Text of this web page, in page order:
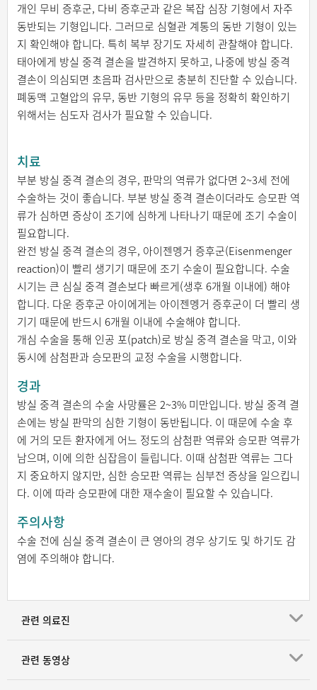
개인 무비 증후군, 다비 증후군과 같은 복잡 심장 기형에서 자주
동반되는 기형입니다. 그러므로 심혈관 계통의 동반 기형이 있는
지 확인해야 합니다. 특히 복부 장기도 자세히 관찰해야 합니다.
태아에게 방실 중격 결손을 발견하지 못하고, 나중에 방실 중격
결손이 의심되면 초음파 검사만으로 충분히 진단할 수 있습니다.
폐동맥 고혈압의 유무, 동반 기형의 유무 등을 정확히 확인하기
위해서는 심도자 검사가 필요할 수 있습니다.
치료
부분 방실 중격 결손의 경우, 판막의 역류가 없다면 2~3세 전에
수술하는 것이 좋습니다. 부분 방실 중격 결손이더라도 승모판 역
류가 심하면 증상이 조기에 심하게 나타나기 때문에 조기 수술이
필요합니다.
완전 방실 중격 결손의 경우, 아이젠멩거 증후군(Eisenmenger
reaction)이 빨리 생기기 때문에 조기 수술이 필요합니다. 수술
시기는 큰 심실 중격 결손보다 빠르게(생후 6개월 이내에) 해야
합니다. 다운 증후군 아이에게는 아이젠멩거 증후군이 더 빨리 생
기기 때문에 반드시 6개월 이내에 수술해야 합니다.
개심 수술을 통해 인공 포(patch)로 방실 중격 결손을 막고, 이와
동시에 삼첨판과 승모판의 교정 수술을 시행합니다.
경과
방실 중격 결손의 수술 사망률은 2~3% 미만입니다. 방실 중격 결
손에는 방실 판막의 심한 기형이 동반됩니다. 이 때문에 수술 후
에 거의 모든 환자에게 어느 정도의 삼첨판 역류와 승모판 역류가
남으며, 이에 의한 심잡음이 들립니다. 이때 삼첨판 역류는 그다
지 중요하지 않지만, 심한 승모판 역류는 심부전 증상을 일으킵니
다. 이에 따라 승모판에 대한 재수술이 필요할 수 있습니다.
주의사항
수술 전에 심실 중격 결손이 큰 영아의 경우 상기도 및 하기도 감
염에 주의해야 합니다.
관련 의료진
관련 동영상